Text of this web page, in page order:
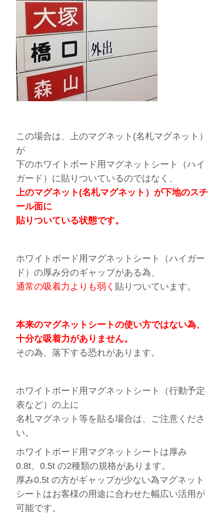
この場合は、上のマグネット(名札マグネット）
が
下のホワイトボード用マグネットシート（ハイ
ガード）に貼りついているのではなく、
上のマグネット(名札マグネット）が下地のスチ
ール面に
貼りついている状態です。
ホワイトボード用マグネットシート（ハイガー
ド）の厚み分のギャップがある為、
通常の吸着力よりも弱く 貼りついています。
本来のマグネットシートの使い方ではない為、
十分な吸着力がありません。
その為、落下する恐れがあります。
ホワイトボード用マグネットシート（行動予定
表など）の上に
名札マグネット等を貼る場合は、ご注意くださ
い。
ホワイトボード用マグネットシートは厚み
0.8t、0.5t の2種類の規格があります。
厚み0.5t の方がギャップが少ない為マグネット
シートはお客様の用途に合わせた幅広い活用が
可能です。